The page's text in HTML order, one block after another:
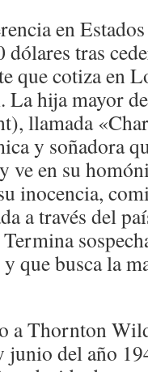
en
tras
que cotiza en
hija mayor
llamada
y soñadora
ve en su
inocencia,
a través del
que busca la
Thornton
junio del año